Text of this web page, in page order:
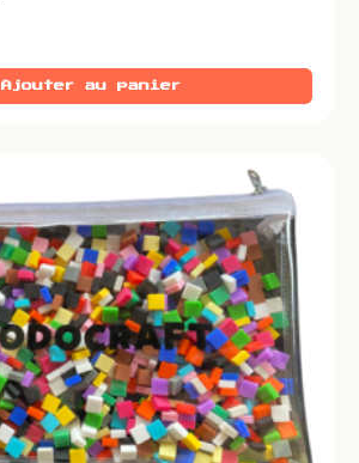
Ajouter au panier